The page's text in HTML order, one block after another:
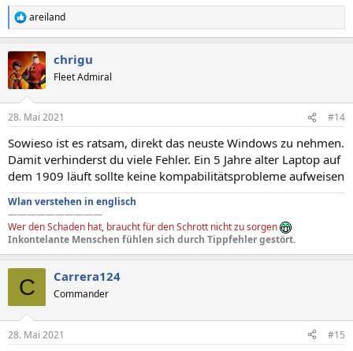
R
e
k
t
i
e
:
areiland
chrigu
Fleet Admiral
28. Mai 2021 #14
Sowieso ist es ratsam, direkt das neuste Windows zu nehmen.
Damit verhinderst du viele Fehler. Ein 5 Jahre alter Laptop auf
dem 1909 läuft sollte keine kompabilitätsprobleme aufweisen
Wlan verstehen in englisch
——————————
Wer den Schaden hat, braucht für den Schrott nicht zu sorgen
Inkontelante Menschen fühlen sich durch Tippfehler gestört.
C Carrera124
Commander
28. Mai 2021 #15